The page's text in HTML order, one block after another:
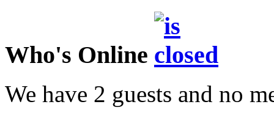
Who's Online
We have 2 guests and no